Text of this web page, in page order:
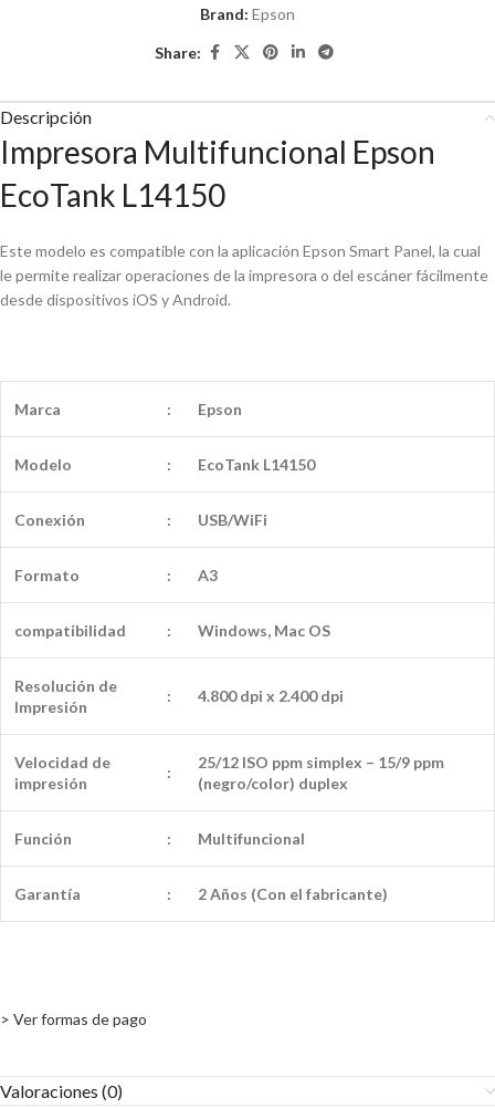
Brand: Epson
Share:
Descripción
Impresora Multifuncional Epson
EcoTank L14150
Este modelo es compatible con la aplicación Epson Smart Panel, la cual
le permite realizar operaciones de la impresora o del escáner fácilmente
desde dispositivos iOS y Android.
Marca : Epson
Modelo : EcoTank L14150
Conexión : USB/WiFi
Formato : A3
compatibilidad : Windows, Mac OS
Resolución de
Impresión
: 4.800 dpi x 2.400 dpi
Velocidad de
impresión
:
25/12 ISO ppm simplex – 15/9 ppm
(negro/color) duplex
Función : Multifuncional
Garantía : 2 Años (Con el fabricante)
> Ver formas de pago
Valoraciones (0)